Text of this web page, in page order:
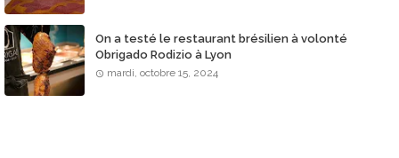
On a testé le restaurant brésilien à volonté
Obrigado Rodizio à Lyon
mardi, octobre 15, 2024